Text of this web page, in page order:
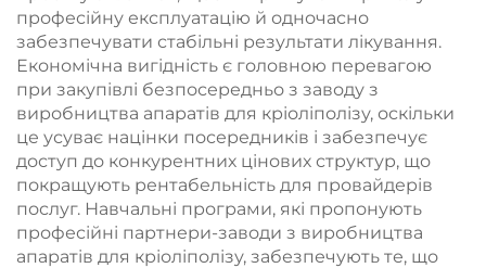
професійну експлуатацію й одночасно
забезпечувати стабільні результати лікування.
Економічна вигідність є головною перевагою
при закупівлі безпосередньо з заводу з
виробництва апаратів для кріоліполізу, оскільки
це усуває націнки посередників і забезпечує
доступ до конкурентних цінових структур, що
покращують рентабельність для провайдерів
послуг. Навчальні програми, які пропонують
професійні партнери-заводи з виробництва
апаратів для кріоліполізу, забезпечують те, що